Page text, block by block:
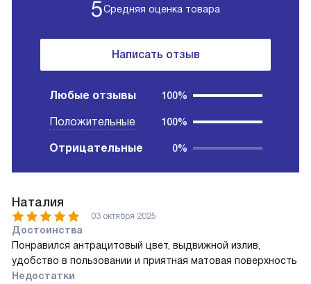
5Средняя оценка товара
Написать отзыв
Любые отзывы 100%
Положительные 100%
Отрицательные 0%
Наталия
03 октября 2025
Достоинства
Понравился антрацитовый цвет, выдвижной излив,
удобство в пользовании и приятная матовая поверхность
Недостатки